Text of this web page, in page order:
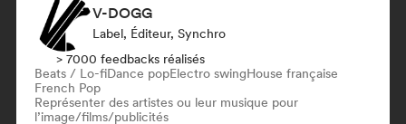
V-DOGG
Label, Éditeur, Synchro
> 7000 feedbacks réalisés
Beats / Lo-fiDance popElectro swingHouse française
French Pop
Représenter des artistes ou leur musique pour
l’image/films/publicités